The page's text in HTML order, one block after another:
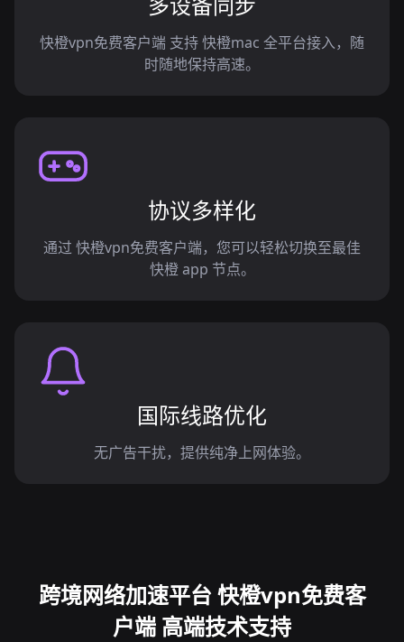
快橙vpn免费客户端 支持 快橙mac 全平台接入，随
时随地保持高速。
协议多样化
通过 快橙vpn免费客户端，您可以轻松切换至最佳
快橙 app 节点。
国际线路优化
无广告干扰，提供纯净上网体验。
跨境网络加速平台 快橙vpn免费客
户端 高端技术支持